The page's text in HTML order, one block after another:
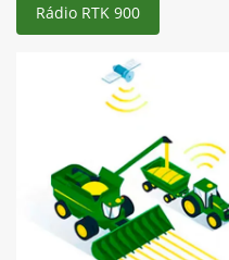
Rádio RTK 900